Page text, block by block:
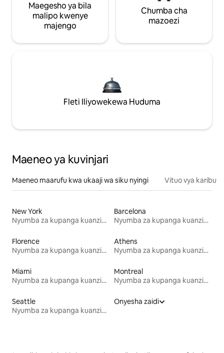
Maegesho ya bila
malipo kwenye
majengo
Chumba cha
mazoezi
Fleti Iliyowekewa Huduma
Maeneo ya kuvinjari
Maeneo maarufu kwa ukaaji wa siku nyingi Vituo vya karibu
New York
Nyumba za kupanga kuanzia mwezi mmoja
Barcelona
Nyumba za kupanga kuanzia mwezi mmoja
Florence
Nyumba za kupanga kuanzia mwezi mmoja
Athens
Nyumba za kupanga kuanzia mwezi mmoja
Miami
Nyumba za kupanga kuanzia mwezi mmoja
Montreal
Nyumba za kupanga kuanzia mwezi mmoja
Seattle
Nyumba za kupanga kuanzia mwezi mmoja
Onyesha zaidi